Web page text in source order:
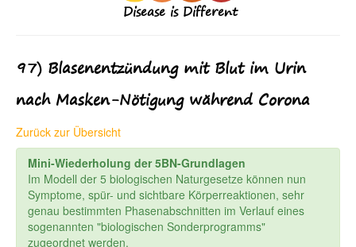
Disease is Different
97) Blasenentzündung mit Blut im Urin
nach Masken-Nötigung während Corona
Zurück zur Übersicht
Mini-Wiederholung der 5BN-Grundlagen
Im Modell der 5 biologischen Naturgesetze können nun
Symptome, spür- und sichtbare Körperreaktionen, sehr
genau bestimmten Phasenabschnitten im Verlauf eines
sogenannten "biologischen Sonderprogramms"
zugeordnet werden.